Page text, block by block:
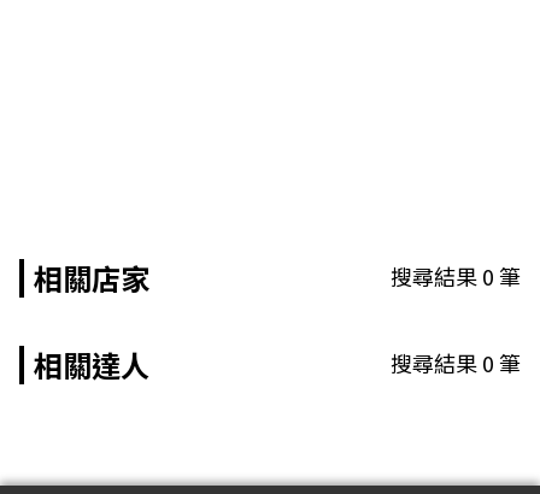
相關店家 搜尋結果0筆
相關達人 搜尋結果0筆